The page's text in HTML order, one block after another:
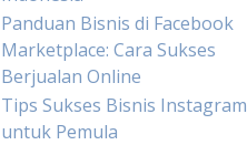
Panduan Bisnis di Facebook
Marketplace: Cara Sukses
Berjualan Online
Tips Sukses Bisnis Instagram
untuk Pemula